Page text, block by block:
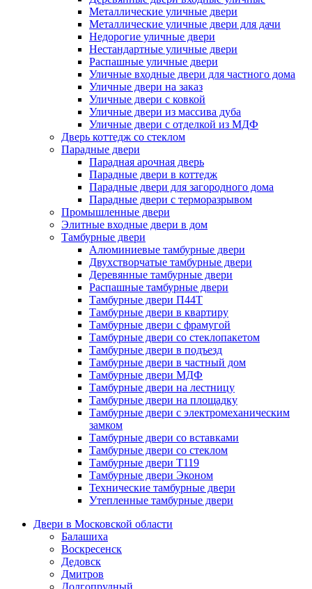
Металлические уличные двери
Металлические уличные двери для дачи
Недорогие уличные двери
Нестандартные уличные двери
Распашные уличные двери
Уличные входные двери для частного дома
Уличные двери на заказ
Уличные двери с ковкой
Уличные двери из массива дуба
Уличные двери с отделкой из МДФ
Дверь коттедж со стеклом
Парадные двери
Парадная арочная дверь
Парадные двери в коттедж
Парадные двери для загородного дома
Парадные двери с терморазрывом
Промышленные двери
Элитные входные двери в дом
Тамбурные двери
Алюминиевые тамбурные двери
Двухстворчатые тамбурные двери
Деревянные тамбурные двери
Распашные тамбурные двери
Тамбурные двери П44Т
Тамбурные двери в квартиру
Тамбурные двери с фрамугой
Тамбурные двери со стеклопакетом
Тамбурные двери в подъезд
Тамбурные двери в частный дом
Тамбурные двери МДФ
Тамбурные двери на лестницу
Тамбурные двери на площадку
Тамбурные двери с электромеханическим
замком
Тамбурные двери со вставками
Тамбурные двери со стеклом
Тамбурные двери Т119
Тамбурные двери Эконом
Технические тамбурные двери
Утепленные тамбурные двери
Двери в Московской области
Балашиха
Воскресенск
Дедовск
Дмитров
Долгопрудный